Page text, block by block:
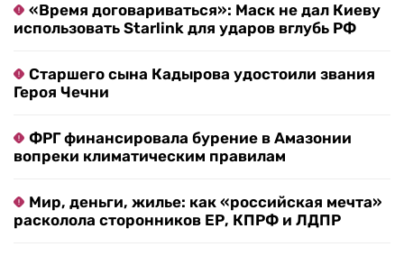
«Время договариваться»: Маск не дал Киеву
использовать Starlink для ударов вглубь РФ
Старшего сына Кадырова удостоили звания
Героя Чечни
ФРГ финансировала бурение в Амазонии
вопреки климатическим правилам
Мир, деньги, жилье: как «российская мечта»
расколола сторонников ЕР, КПРФ и ЛДПР